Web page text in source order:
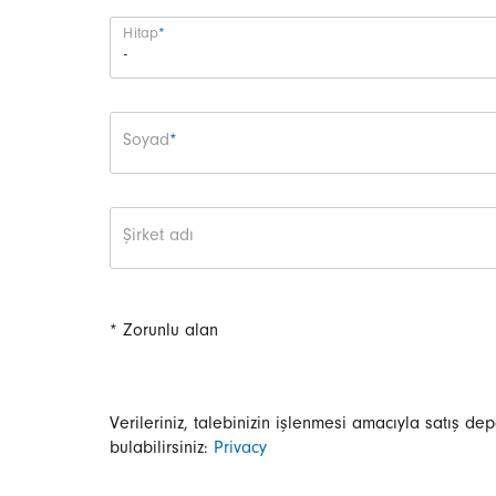
Zorunlu alan
Hitap*
Zorunlu alan
Soyad*
Şirket adı
* Zorunlu alan
Verileriniz, talebinizin işlenmesi amacıyla satış
bulabilirsiniz: Privacy